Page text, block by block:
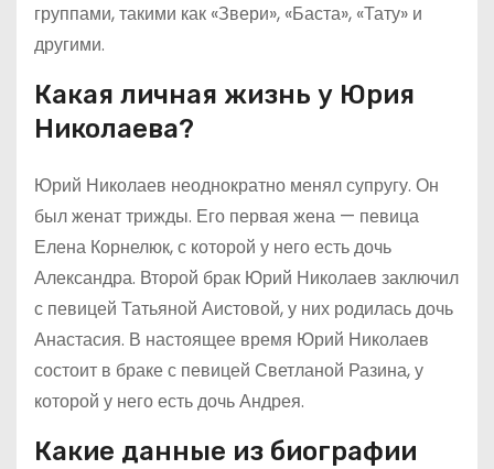
группами, такими как «Звери», «Баста», «Тату» и
другими.
Какая личная жизнь у Юрия
Николаева?
Юрий Николаев неоднократно менял супругу. Он
был женат трижды. Его первая жена — певица
Елена Корнелюк, с которой у него есть дочь
Александра. Второй брак Юрий Николаев заключил
с певицей Татьяной Аистовой, у них родилась дочь
Анастасия. В настоящее время Юрий Николаев
состоит в браке с певицей Светланой Разина, у
которой у него есть дочь Андрея.
Какие данные из биографии